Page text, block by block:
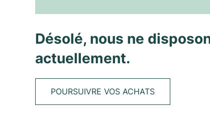
Désolé, nous ne
actuellement.
POURSUIVRE VOS ACHATS